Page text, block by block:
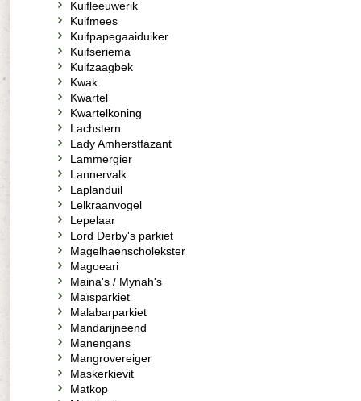
Kuifleeuwerik
Kuifmees
Kuifpapegaaiduiker
Kuifseriema
Kuifzaagbek
Kwak
Kwartel
Kwartelkoning
Lachstern
Lady Amherstfazant
Lammergier
Lannervalk
Laplanduil
Lelkraanvogel
Lepelaar
Lord Derby's parkiet
Magelhaenscholekster
Magoeari
Maina's / Mynah's
Maïsparkiet
Malabarparkiet
Mandarijneend
Manengans
Mangrovereiger
Maskerkievit
Matkop